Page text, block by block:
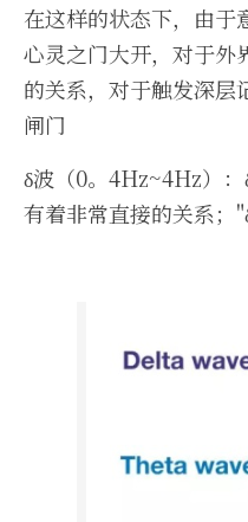
在这样的状态下，由于
心灵之门大开，对于外
的关系，对于触发深层
闸门
δ波（0。4Hz~4Hz）
有着非常直接的关系；